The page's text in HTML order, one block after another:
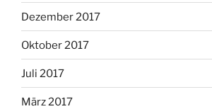
Dezember 2017
Oktober 2017
Juli 2017
März 2017